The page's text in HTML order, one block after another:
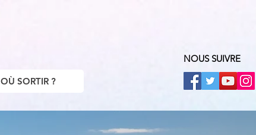
OÙ SORTIR ?
NOUS SUIVRE